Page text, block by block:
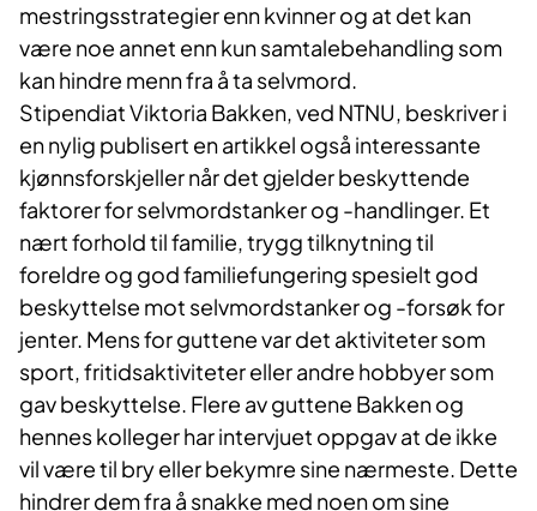
mestringsstrategier enn kvinner og at det kan
være noe annet enn kun samtalebehandling som
kan hindre menn fra å ta selvmord.
Stipendiat Viktoria Bakken, ved NTNU, beskriver i
en nylig publisert en artikkel også interessante
kjønnsforskjeller når det gjelder beskyttende
faktorer for selvmordstanker og -handlinger. Et
nært forhold til familie, trygg tilknytning til
foreldre og god familiefungering spesielt god
beskyttelse mot selvmordstanker og -forsøk for
jenter. Mens for guttene var det aktiviteter som
sport, fritidsaktiviteter eller andre hobbyer som
gav beskyttelse. Flere av guttene Bakken og
hennes kolleger har intervjuet oppgav at de ikke
vil være til bry eller bekymre sine nærmeste. Dette
hindrer dem fra å snakke med noen om sine